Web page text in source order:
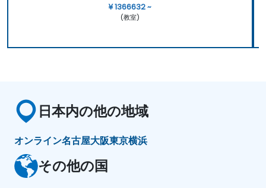
¥ 1366632 ~
(教室)
日本内の他の地域
オンライン名古屋大阪東京横浜
その他の国